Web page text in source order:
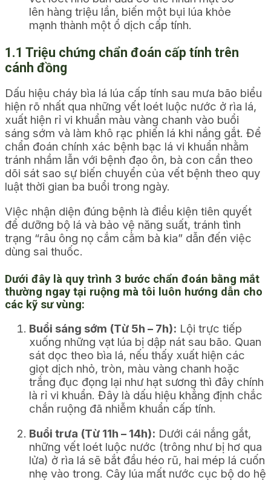
lên hàng triệu lần, biến một bụi lúa khỏe
mạnh thành một ổ dịch cấp tính.
1.1 Triệu chứng chẩn đoán cấp tính trên
cánh đồng
Dấu hiệu cháy bìa lá lúa cấp tính sau mưa bão biểu
hiện rõ nhất qua những vết loét luộc nước ở rìa lá,
xuất hiện rỉ vi khuẩn màu vàng chanh vào buổi
sáng sớm và làm khô rạc phiến lá khi nắng gắt. Để
chẩn đoán chính xác bệnh bạc lá vi khuẩn nhằm
tránh nhầm lẫn với bệnh đạo ôn, bà con cần theo
dõi sát sao sự biến chuyển của vết bệnh theo quy
luật thời gian ba buổi trong ngày.
Việc nhận diện đúng bệnh là điều kiện tiên quyết
để dưỡng bộ lá và bảo vệ năng suất, tránh tình
trạng “râu ông nọ cắm cằm bà kia” dẫn đến việc
dùng sai thuốc.
Dưới đây là quy trình 3 bước chẩn đoán bằng mắt
thường ngay tại ruộng mà tôi luôn hướng dẫn cho
các kỹ sư vùng:
Buổi sáng sớm (Từ 5h – 7h): Lội trực tiếp
xuống những vạt lúa bị dập nát sau bão. Quan
sát dọc theo bìa lá, nếu thấy xuất hiện các
giọt dịch nhỏ, tròn, màu vàng chanh hoặc
trắng đục đọng lại như hạt sương thì đây chính
là rỉ vi khuẩn. Đây là dấu hiệu khẳng định chắc
chắn ruộng đã nhiễm khuẩn cấp tính.
Buổi trưa (Từ 11h – 14h): Dưới cái nắng gắt,
những vết loét luộc nước (trông như bị hơ qua
lửa) ở rìa lá sẽ bắt đầu héo rũ, hai mép lá cuốn
nhẹ vào trong. Cây lúa mất nước cục bộ do hệ